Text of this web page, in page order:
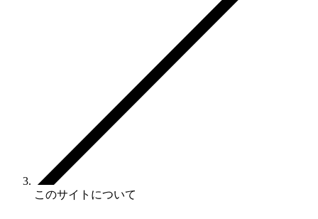
このサイトについて